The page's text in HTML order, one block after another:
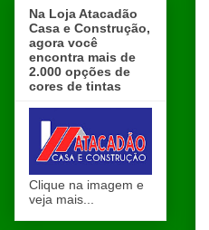
Na Loja Atacadão
Casa e Construção,
agora você
encontra mais de
2.000 opções de
cores de tintas
Clique na imagem e
veja mais...